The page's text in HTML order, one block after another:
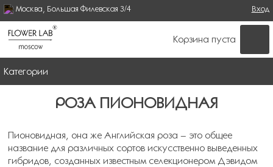
Москва, Большая Филевская 3/4 ФОРМА ПОИСКА
Вход
Корзина пуста
Категории
РОЗА ПИОНОВИДНАЯ
Пионовидная, она же Английская роза – это общее
название для различных сортов искусственно выведенных
гибридов, созданных известным селекционером Дэвидом